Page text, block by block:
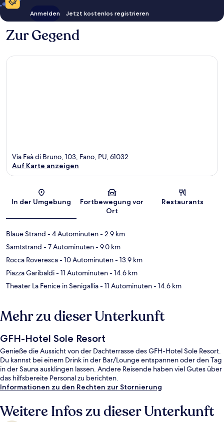
Anmelden Jetzt kostenlos registrieren
Zur Gegend
Karte
Via Faà di Bruno, 103, Fano, PU, 61032
Auf Karte anzeigen
In der Umgebung
Fortbewegung vor
Ort
Restaurants
Blaue Strand - 4 Autominuten- 2.9 km
Samtstrand - 7 Autominuten- 9.0 km
Rocca Roveresca- 10 Autominuten- 13.9 km
Piazza Garibaldi- 11 Autominuten- 14.6 km
Theater La Fenice in Senigallia- 11 Autominuten- 14.6 km
Mehr zu dieser Unterkunft
GFH-Hotel Sole Resort
Genieße die Aussicht von der Dachterrasse des GFH-Hotel Sole Resort.
Du kannst bei einem Drink in der Bar/Lounge entspannen oder den Tag
in der Sauna ausklingen lassen. Andere Reisende haben viel Gutes über
das hilfsbereite Personal zu berichten.
Informationen zu den Rechten zur Stornierung
Weitere Infos zu dieser Unterkunft